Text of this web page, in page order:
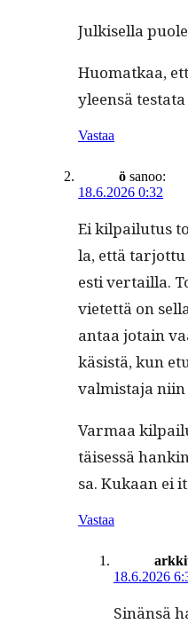
Julkisel­la
Huo­matkaa,
yleen­sä
Vastaa
ö sanoo:
18.6.2026 0:32
Ei kil­pailu­tus
la, että
es­ti ver­tail­la.
vi­etet­tä on
antaa jotain
käsistä, kun
valmis­ta­ja
Var­maa
täisessä
sa. Kukaan ei
Vastaa
18.6.2026
Sinän­sä